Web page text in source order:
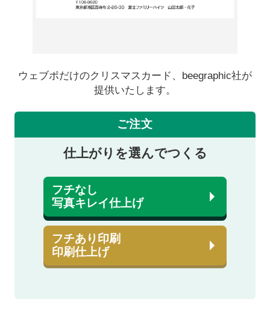
ウェブポだけのクリスマスカード、beegraphic社が
提供いたします。
ご注文
仕上がりを選んでつくる
フチなし
写真キレイ仕上げ
フチあり印刷
印刷仕上げ